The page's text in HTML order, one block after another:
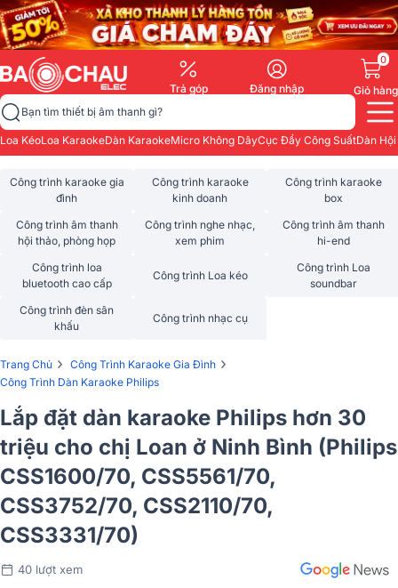
Trả góp Đăng nhập
0
Giỏ hàng
Bạn tìm thiết bị âm thanh gì?
Loa KéoLoa KaraokeDàn KaraokeMicro Không DâyCục Đẩy Công SuấtDàn
Công trình karaoke gia
đình
Công trình karaoke
kinh doanh
Công trình karaoke
box
Công trình âm thanh
hội thảo, phòng họp
Công trình nghe nhạc,
xem phim
Công trình âm thanh
hi-end
Công trình loa
bluetooth cao cấp
Công trình Loa kéo
Công trình Loa
soundbar
Công trình đèn sân
khấu
Công trình nhạc cụ
Trang Chủ › Công Trình Karaoke Gia Đình ›
Công Trình Dàn Karaoke Philips
Lắp đặt dàn karaoke Philips hơn 30
triệu cho chị Loan ở Ninh Bình (Philips
CSS1600/70, CSS5561/70,
CSS3752/70, CSS2110/70,
CSS3331/70)
40 lượt xem